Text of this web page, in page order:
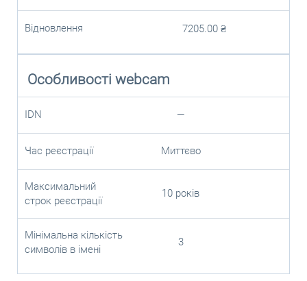
Відновлення 7205.00 ₴
Особливості webcam
IDN —
Час реєстрації Миттєво
Максимальний
строк реєстрації
10 років
Мінімальна кількість
символів в імені
3